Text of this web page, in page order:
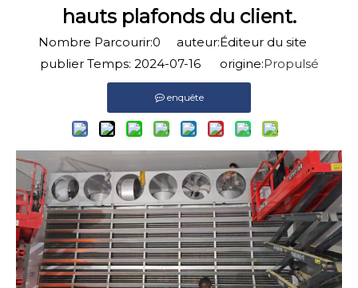
hauts plafonds du client.
Nombre Parcourir:0 auteur:Éditeur du site
publier Temps: 2024-07-16 origine:Propulsé
enquête